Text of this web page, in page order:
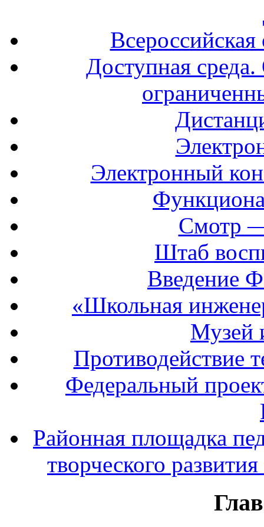
Доступная
Электронный
Смотр
Штаб
Введение
«Школьная
Музей
Противодействие
Федеральный
Районная площадка
творческого